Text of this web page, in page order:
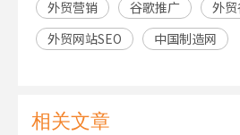
外贸营销 谷歌推广
外
外贸网站SEO
中国制造网
相关文章